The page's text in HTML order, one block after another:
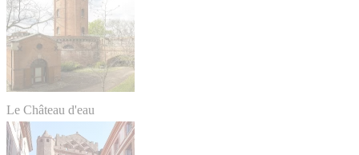
Le Château d'eau